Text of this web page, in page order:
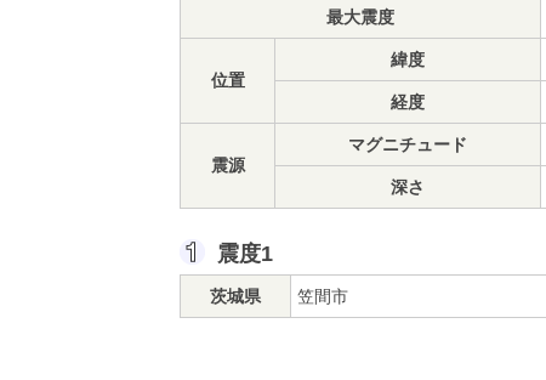
最大震度
位置
緯度
経度
震源
マグニチュード
深さ
震度1
茨城県 笠間市